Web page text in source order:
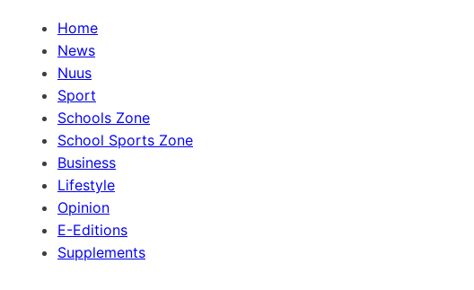
Home
News
Nuus
Sport
Schools Zone
School Sports Zone
Business
Lifestyle
Opinion
E-Editions
Supplements